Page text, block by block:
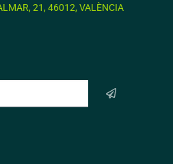
21, 46012, VALÈNCIA